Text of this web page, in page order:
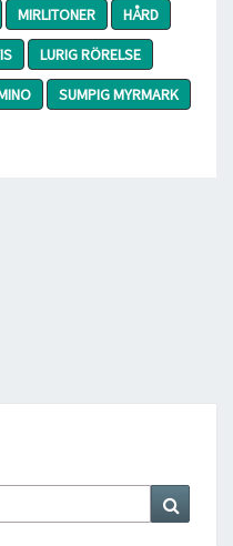
MIRLITONER
HÅRD
LURIG RÖRELSE
SUMPIG MYRMARK